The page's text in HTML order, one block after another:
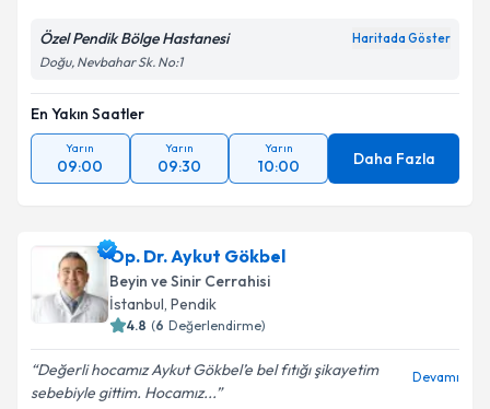
Özel Pendik Bölge Hastanesi Haritada Göster
Doğu, Nevbahar Sk. No:1
En Yakın Saatler
Yarın
09:00
Yarın
09:30
Yarın
10:00 Daha Fazla
Op. Dr. Aykut Gökbel
Beyin ve Sinir Cerrahisi
İstanbul, Pendik
4.8 (6 Değerlendirme)
Değerli hocamız Aykut Gökbel’e bel fıtığı şikayetim
sebebiyle gittim. Hocamız...
Devamı